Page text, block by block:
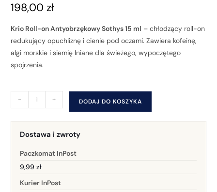
198,00zł
Krio Roll-on Antyobrzękowy Sothys 15 ml – chłodzący roll-on
redukujący opuchliznę i cienie pod oczami. Zawiera kofeinę,
algi morskie i siemię lniane dla świeżego, wypoczętego
spojrzenia.
- + DODAJ DO KOSZYKA
Dostawa i zwroty
Paczkomat InPost
9,99 zł
Kurier InPost